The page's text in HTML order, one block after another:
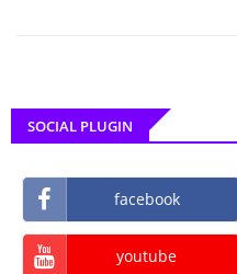
SOCIAL PLUGIN
facebook
youtube